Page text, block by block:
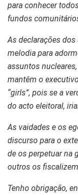
para conhecer
fundos
As declarações
melodia para
assuntos
mantêm o
“girls”, pois se a
do acto eleitoral,
As vaidades e os
discurso para o
de os perpetuar na
outros os
Tenho obrigação,